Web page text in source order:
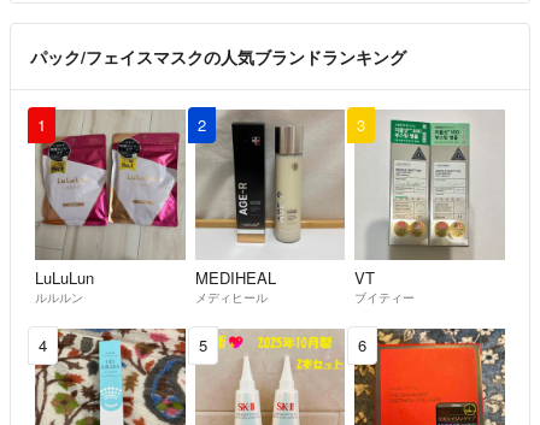
ずっと、粘着されています。
同業者の方の購入は、嫌がらせ評価などの
キッカケになりかねないので
購入はお控えいただけるようにお願いします。
皆様が、気持ちよくラクマをご利用できる様に
一生懸命頑張りますので、宜しくお願いいたします♪
パック/フェイスマスクの人気ブランドランキング
1
LuLuLun
ルルルン
2
MEDIHEAL
メディヒール
3
VT
ブイティー
4 5 6